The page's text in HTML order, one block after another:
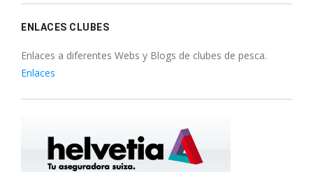
ENLACES CLUBES
Enlaces a diferentes Webs y Blogs de clubes de pesca.
Enlaces